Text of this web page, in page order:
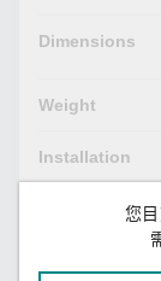
Dimensions
Weight
Installation
您